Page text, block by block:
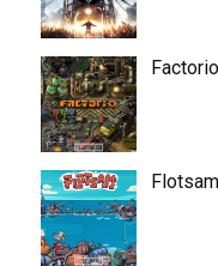
Factorio
Flotsam